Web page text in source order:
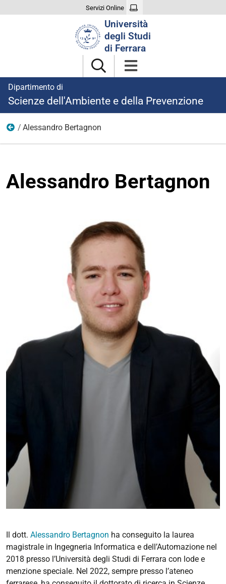
Servizi Online
Università
degli Studi
di Ferrara
Dipartimento di
Scienze dell'Ambiente e della Prevenzione
Ricercatori a tempo indeterminato e determinato
Alessandro Bertagnon
Alessandro Bertagnon
Il dott. Alessandro Bertagnon ha conseguito la laurea
magistrale in Ingegneria Informatica e dell’Automazione nel
2018 presso l’Università degli Studi di Ferrara con lode e
menzione speciale. Nel 2022, sempre presso l’ateneo